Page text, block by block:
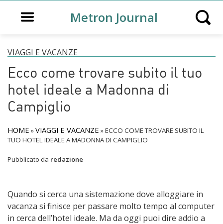
Open main menuMetron Journal Open
VIAGGI E VACANZE
Ecco come trovare subito il tuo
hotel ideale a Madonna di
Campiglio
HOME »VIAGGI E VACANZE »ECCO COME TROVARE SUBITO IL
TUO HOTEL IDEALE A MADONNA DI CAMPIGLIO
Pubblicato da redazione
Quando si cerca una sistemazione dove alloggiare in
vacanza si finisce per passare molto tempo al computer
in cerca dell’hotel ideale. Ma da oggi puoi dire addio a